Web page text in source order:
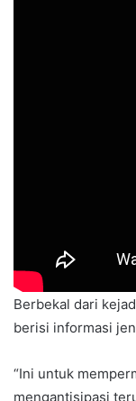
Kamaludin
pembeli terjerat
Berbekal dari
berisi informasi
“Ini untuk
mengantisipasi